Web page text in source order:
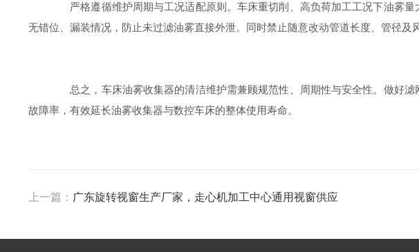
严格遵循维护周期与工况适配原则。车床重切削、高负荷加工工况下油雾量
无错位、漏装情况，防止未过滤油雾直接外泄。同时禁止随意改动管道长度、管径及
总之，车床油雾收集器的清洁维护需兼顾规范性、周期性与安全性。做好滤
故障率，有效延长油雾收集器与数控车床的整体使用寿命。
上一篇： 广东旋转视窗生产厂家，走心机加工中心通用视窗供应